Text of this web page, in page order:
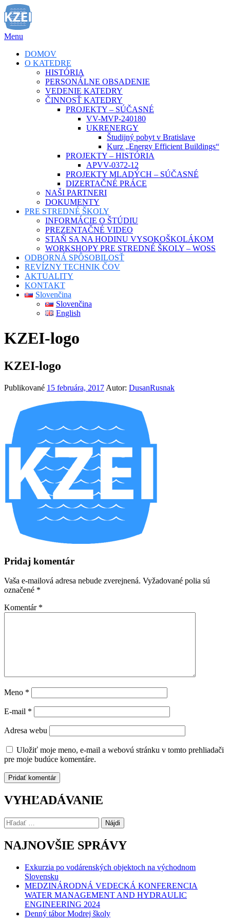
Prejsť
na
obsah
Menu
DOMOV
O KATEDRE
HISTÓRIA
PERSONÁLNE OBSADENIE
VEDENIE KATEDRY
ČINNOSŤ KATEDRY
PROJEKTY – SÚČASNÉ
VV-MVP-240180
UKRENERGY
Študijný pobyt v Bratislave
Kurz „Energy Efficient Buildings“
PROJEKTY – HISTÓRIA
APVV-0372-12
PROJEKTY MLADÝCH – SÚČASNÉ
DIZERTAČNÉ PRÁCE
NAŠI PARTNERI
DOKUMENTY
PRE STREDNÉ ŠKOLY
INFORMÁCIE O ŠTÚDIU
PREZENTAČNÉ VIDEO
STAŇ SA NA HODINU VYSOKOŠKOLÁKOM
WORKSHOPY PRE STREDNÉ ŠKOLY – WOSS
ODBORNÁ SPÔSOBILOSŤ
REVÍZNY TECHNIK ČOV
AKTUALITY
KONTAKT
Slovenčina
Slovenčina
English
KZEI-logo
KZEI-logo
Publikované 15 februára, 2017 Autor: DusanRusnak
Pridaj komentár
Vaša e-mailová adresa nebude zverejnená. Vyžadované polia sú
označené *
Komentár *
Meno *
E-mail *
Adresa webu
Uložiť moje meno, e-mail a webovú stránku v tomto prehliadači
pre moje budúce komentáre.
VYHĽADÁVANIE
Hľadať:
NAJNOVŠIE SPRÁVY
Exkurzia po vodárenských objektoch na východnom
Slovensku
MEDZINÁRODNÁ VEDECKÁ KONFERENCIA
WATER MANAGEMENT AND HYDRAULIC
ENGINEERING 2024
Denný tábor Modrej školy